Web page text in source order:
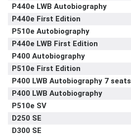
P440e LWB Autobiography
P440e First Edition
P510e Autobiography
P440e LWB First Edition
P400 Autobiography
P510e First Edition
P400 LWB Autobiography 7 seats
P400 LWB Autobiography
P510e SV
D250 SE
D300 SE